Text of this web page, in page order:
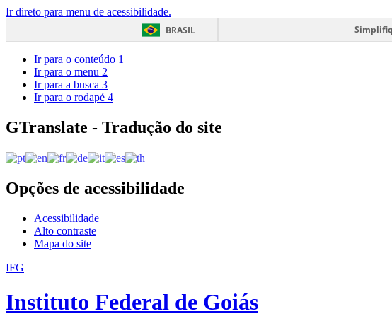
Ir direto para menu de acessibilidade.
BRASIL
Ir para o conteúdo 1
Ir para o menu 2
Ir para a busca 3
Ir para o rodapé 4
GTranslate - Tradução do site
Opções de acessibilidade
Acessibilidade
Alto contraste
Mapa do site
IFG
Instituto Federal de Goiás